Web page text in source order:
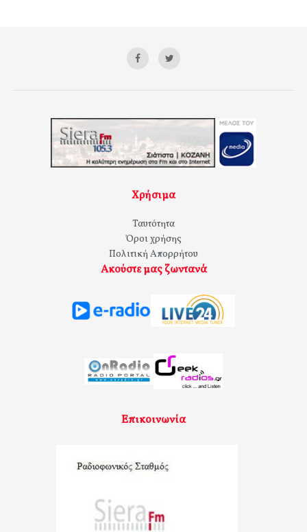
Χρήσιμα
Ταυτότητα
Όροι χρήσης
Πολιτική Απορρήτου
Ακούστε μας ζωντανά
Επικοινωνία